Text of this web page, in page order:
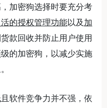
加密狗选择时要充分考
活的授权管理功能以及加
款回收并防止用户使用
的加密狗，以减少实施
软件竞争力并不强，依